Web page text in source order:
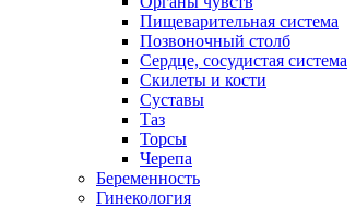
Пищеварительная система
Позвоночный столб
Сердце, сосудистая система
Скилеты и кости
Суставы
Таз
Торсы
Черепа
Беременность
Гинекология